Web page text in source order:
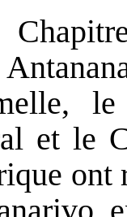
et le
ont